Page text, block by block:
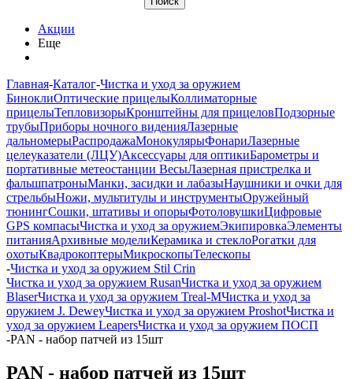
Акции
Еще
Главная-Каталог-Чистка и уход за оружием
БиноклиОптические прицелыКоллиматорные
прицелыТепловизорыКронштейны для прицеловПодзорные
трубыПриборы ночного виденияЛазерные
дальномерыРаспродажаМонокулярыФонариЛазерные
целеуказатели (ЛЦУ)Аксессуары для оптикиБарометры и
портативные метеостанции ВесыЛазерная пристрелка и
фальшпатроныМанки, засидки и лабазыНаушники и очки для
стрельбыНожи, мультитулы и инструментыОружейный
тюнингСошки, штативы и опорыФотоловушкиЦифровые
GPS компасыЧистка и уход за оружиемЭкипировкаЭлементы
питанияАрхивные моделиКерамика и стеклоРогатки для
охотыКвадрокоптерыМикроскопыТелескопы
-Чистка и уход за оружием Stil Crin
Чистка и уход за оружием RusanЧистка и уход за оружием
BlaserЧистка и уход за оружием Treal-MЧистка и уход за
оружием J. DeweyЧистка и уход за оружием ProshotЧистка и
уход за оружием LeapersЧистка и уход за оружием ПОСП
-PAN - набор патчей из 15шт
PAN - набор патчей из 15шт